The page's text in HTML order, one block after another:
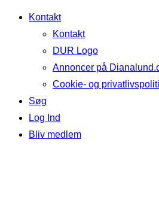
Kontakt
Kontakt
DUR Logo
Annoncer på
Cookie- og
Søg
Log Ind
Bliv medlem